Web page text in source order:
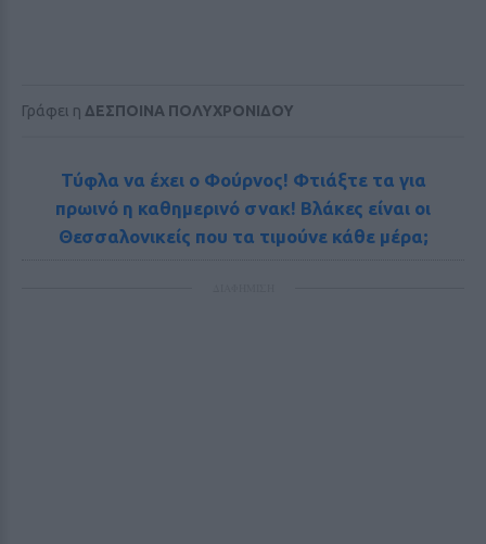
Γράφει η ΔΕΣΠΟΙΝΑ ΠΟΛΥΧΡΟΝΙΔΟΥ
Τύφλα να έχει ο Φούρνος! Φτιάξτε τα για
πρωινό η καθημερινό σνακ! Βλάκες είναι οι
Θεσσαλονικείς που τα τιμούνε κάθε μέρα;